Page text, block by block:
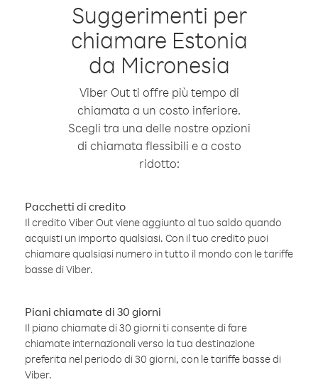
Suggerimenti per
chiamare Estonia
da Micronesia
Viber Out ti offre più tempo di
chiamata a un costo inferiore.
Scegli tra una delle nostre opzioni
di chiamata flessibili e a costo
ridotto:
Pacchetti di credito
Il credito Viber Out viene aggiunto al tuo saldo quando
acquisti un importo qualsiasi. Con il tuo credito puoi
chiamare qualsiasi numero in tutto il mondo con le tariffe
basse di Viber.
Piani chiamate di 30 giorni
Il piano chiamate di 30 giorni ti consente di fare
chiamate internazionali verso la tua destinazione
preferita nel periodo di 30 giorni, con le tariffe basse di
Viber.